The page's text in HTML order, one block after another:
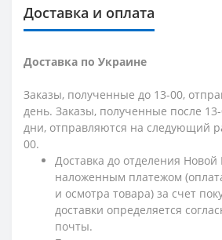
Доставка и оплата
Доставка по Украине
Заказы, полученные до 13-00,
день. Заказы, полученные после
дни, отправляются на следующий
00.
Доставка до отделения
наложенным платежом
и осмотра товара) за счет
доставки определяется
почты.